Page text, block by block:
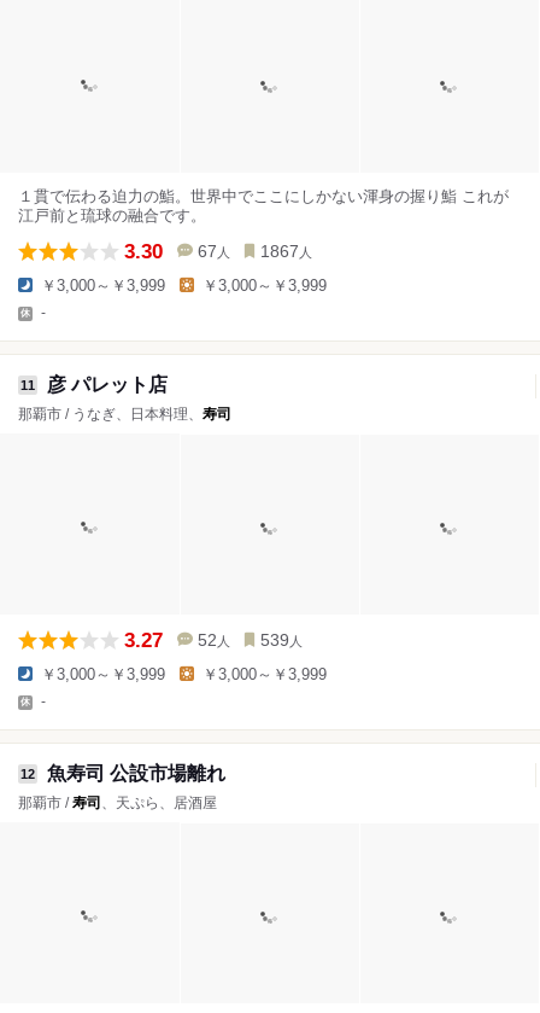
１貫で伝わる迫力の鮨。世界中でここにしかない渾身の握り鮨 これが
江戸前と琉球の融合です。
3.30 67 人 1867 人
￥3,000～￥3,999 ￥3,000～￥3,999
-
11 彦 パレット店
那覇市 / うなぎ、日本料理、 寿司
3.27 52 人 539 人
￥3,000～￥3,999 ￥3,000～￥3,999
-
12 魚寿司 公設市場離れ
那覇市 /寿司 、天ぷら、居酒屋